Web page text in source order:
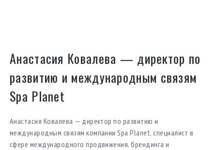
Анастасия Ковалева — директор по
развитию и международным связям
Spa Planet
Анастасия Ковалева — директор по развитию и
международным связям компании Spa Planet, специалист в
сфере международного продвижения, брендинга и